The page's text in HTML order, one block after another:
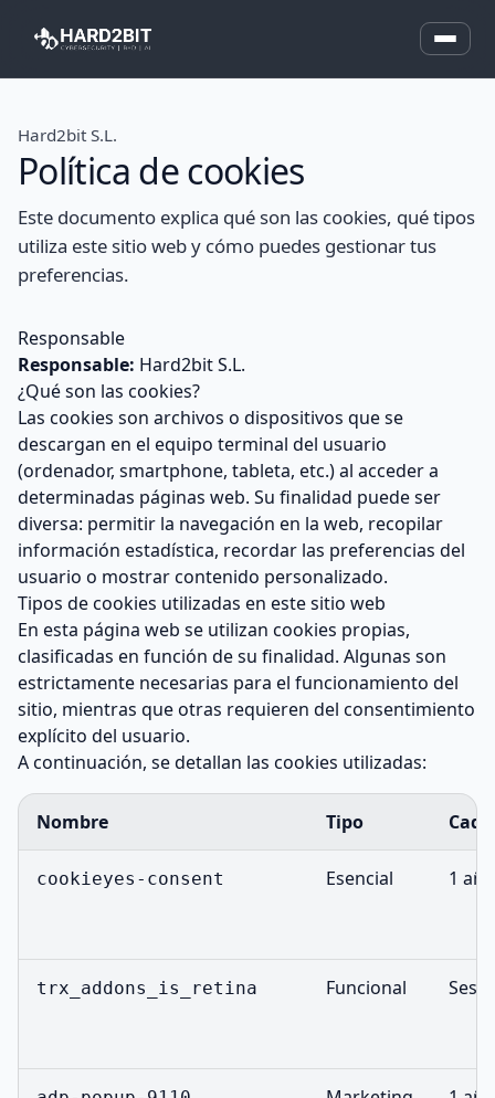
Hard2bit S.L.
Política de cookies
Este documento explica qué son las cookies, qué tipos
utiliza este sitio web y cómo puedes gestionar tus
preferencias.
Responsable
Responsable: Hard2bit S.L.
¿Qué son las cookies?
Las cookies son archivos o dispositivos que se
descargan en el equipo terminal del usuario
(ordenador, smartphone, tableta, etc.) al acceder a
determinadas páginas web. Su finalidad puede ser
diversa: permitir la navegación en la web, recopilar
información estadística, recordar las preferencias del
usuario o mostrar contenido personalizado.
Tipos de cookies utilizadas en este sitio web
En esta página web se utilizan cookies propias,
clasificadas en función de su finalidad. Algunas son
estrictamente necesarias para el funcionamiento del
sitio, mientras que otras requieren del consentimiento
explícito del usuario.
A continuación, se detallan las cookies utilizadas:
Nombre Tipo
cookieyes-consent Esencial 1 año
trx_addons_is_retina Funcional